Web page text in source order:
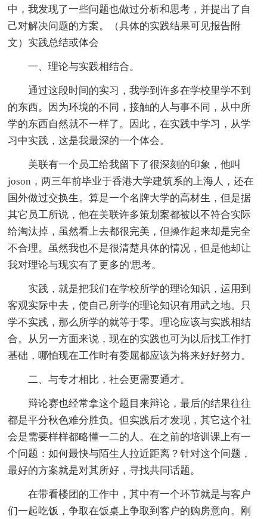
中，我发现了一些问题也做过分析和思考，并提出了自
己对解决问题的方案。（具体的实践结果可见报告附
文）实践总结或体会
一、理论与实践相结合。
通过这段时间的实习，我学到许多在学校里学不到
的东西。因为环境的不同，接触的人与事不同，从中所
学的东西自然就不一样了。因此，在实践中学习，从学
习中实践，这是我最深的一个体会。
美联有一个员工给我留下了很深刻的印象，他叫
joson，两三年前毕业于香港大学建筑系的上海人，还在
国外做过交换生。算是一个名牌大学的高材生，但是据
其它员工所说，他在美联许多策划案都被以不符合实际
给淘汰掉，虽然看上去都很完美，但操作起来却是完全
不合理。虽然我也不是很清楚具体的情况，但是他却让
我对理论与现实有了更多的'思考。
实践，就是把我们在学校所学的理论知识，运用到
客观实际中去，使自己所学的理论知识有用武之地。只
学不实践，那么所学的就等于零。理论应该与实践相结
合。从另一方面来说，现在的实践也可为以后找工作打
基础，哪怕现在工作时有委屈都应该为将来好好努力。
二、与专才相比，社会更需要通才。
辩论赛也经常拿这个题目来辩论，最后的结果往往
都是平分秋色难分胜负。但实践后才发现，其它这个社
会是需要样样都略懂一二的人。在之前的培训课上有一
个问题：如何最快与陌生人拉近距离？针对这个问题，
最好的方案就是对其所好，寻找共同话题。
在带看楼团的工作中，其中有一个环节就是与客户
们一起吃饭，争取在饭桌上争取到客户的购房意向。刚